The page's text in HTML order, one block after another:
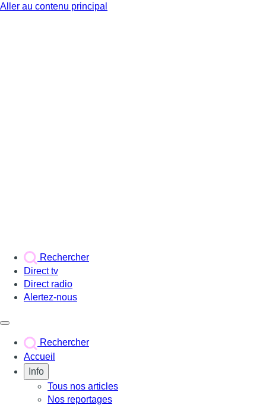
Aller au contenu principal
Rechercher
Direct tv
Direct radio
Alertez-nous
Rechercher
Accueil
Info
Tous nos articles
Nos reportages